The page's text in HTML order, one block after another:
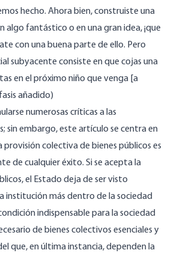
hecho. Ahora bien, construiste una
algo fantástico o en una gran idea, ¡que
con una buena parte de ello. Pero
subyacente consiste en que cojas una
en el próximo niño que venga [a
añadido)
numerosas críticas a las
sin embargo, este artículo se centra en
colectiva de bienes públicos es
de cualquier éxito. Si se acepta la
el Estado deja de ser visto
institución más dentro de la sociedad
indispensable para la sociedad
de bienes colectivos esenciales y
que, en última instancia, dependen la